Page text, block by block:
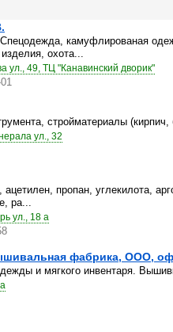
камуфлированая
охота...
ул., 49, ТЦ "Канавинский дворик"
стройматериалы
ул., 32
ацетилен, пропан, углекилота,
ра...
ул., 18 а
фабрика, ООО,
и мягкого инвентаря.